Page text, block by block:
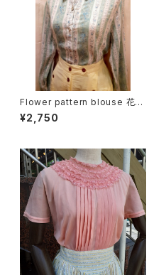
Flower pattern blouse 花柄
ブラウス
¥2,750